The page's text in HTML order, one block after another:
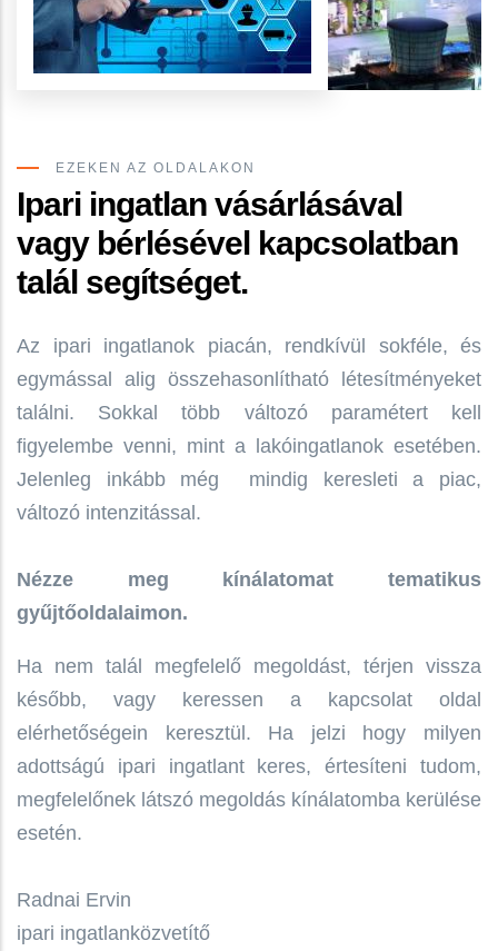
EZEKEN AZ OLDALAKON
Ipari ingatlan vásárlásával
vagy bérlésével kapcsolatban
talál segítséget.
Az ipari ingatlanok piacán, rendkívül sokféle, és
egymással alig összehasonlítható létesítményeket
találni. Sokkal több változó paramétert kell
figyelembe venni, mint a lakóingatlanok esetében.
Jelenleg inkább még mindig keresleti a piac,
változó intenzitással.
Nézze meg kínálatomat tematikus
gyűjtőoldalaimon.
Ha nem talál megfelelő megoldást, térjen vissza
később, vagy keressen a kapcsolat oldal
elérhetőségein keresztül. Ha jelzi hogy milyen
adottságú ipari ingatlant keres, értesíteni tudom,
megfelelőnek látszó megoldás kínálatomba kerülése
esetén.
Radnai Ervin
ipari ingatlanközvetítő